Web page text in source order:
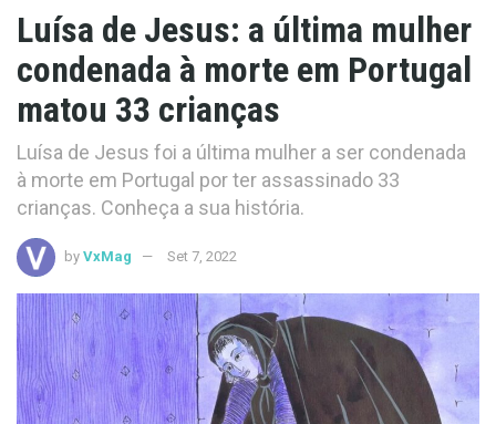
Luísa de Jesus: a última mulher
condenada à morte em Portugal
matou 33 crianças
Luísa de Jesus foi a última mulher a ser condenada
à morte em Portugal por ter assassinado 33
crianças. Conheça a sua história.
by VxMag Set 7, 2022